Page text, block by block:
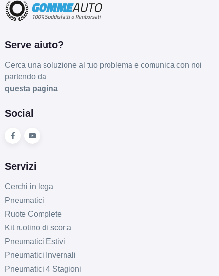
Serve aiuto?
Cerca una soluzione al tuo problema e comunica con noi
partendo da
questa pagina
Social
Servizi
Cerchi in lega
Pneumatici
Ruote Complete
Kit ruotino di scorta
Pneumatici Estivi
Pneumatici Invernali
Pneumatici 4 Stagioni